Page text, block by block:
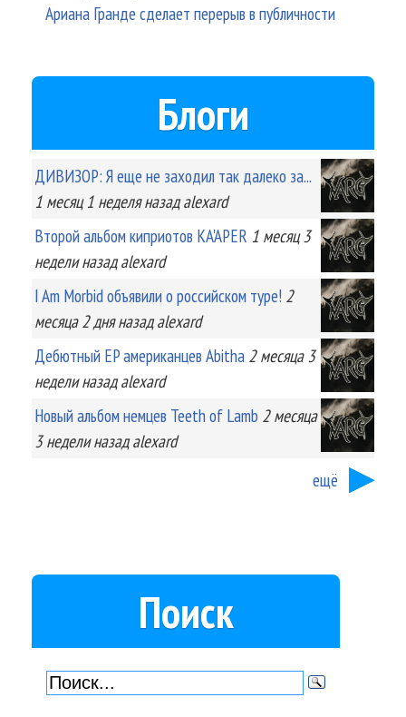
Ариана Гранде сделает перерыв в публичности
Блоги
ДИВИЗОР: Я еще не заходил так далеко за...
1 месяц 1 неделяназад alexard
Второй альбом киприотов KA'APER 1 месяц 3
неделиназад alexard
I Am Morbid объявили о российском туре! 2
месяца 2 дняназад alexard
Дебютный EP американцев Abitha 2 месяца 3
неделиназад alexard
Новый альбом немцев Teeth of Lamb 2 месяца
3 неделиназад alexard
ещё
Поиск